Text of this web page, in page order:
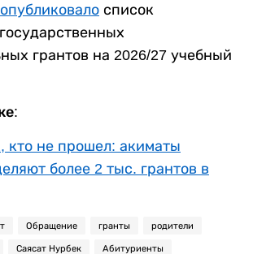
опубликовало список
грантов на 2026/27 учебный
кто не прошел: акиматы
более 2 тыс. грантов в
Обращение гранты родители
Саясат Нурбек Абитуриенты